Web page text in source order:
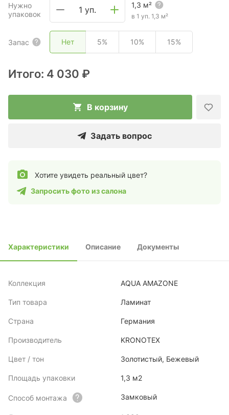
Нужно
упаковок
1 уп. 1,3 м²
в 1 уп. 1,3 м²
Запас Нет 5% 10% 15%
Итого: 4 030 ₽
В корзину
Задать вопрос
Хотите увидеть реальный цвет?
Запросить фото из салона
Характеристики Описание Документы
Коллекция AQUA AMAZONE
Тип товара Ламинат
Страна Германия
Производитель KRONOTEX
Цвет / тон Золотистый, Бежевый
Площадь упаковки 1,3 м2
Способ монтажа Замковый